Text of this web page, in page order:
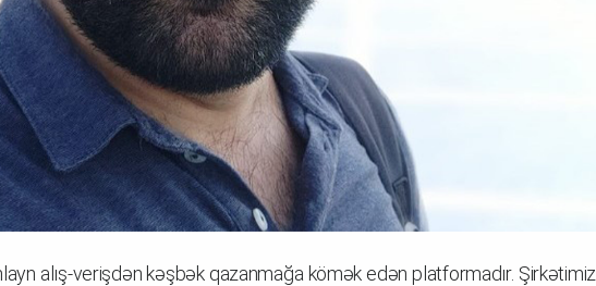
alış-verişdən kəşbək qazanmağa kömək edən platformadır. Şirkətimiz